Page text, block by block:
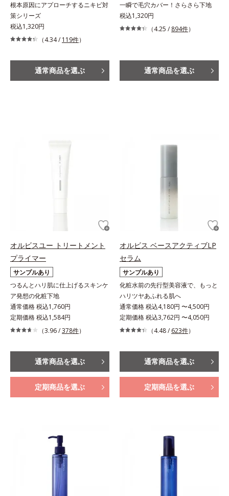
根本原因にアプローチするニキビ対
策シリーズ
税込1,320円
（4.34 / 119件）
通常商品を選ぶ
一瞬で毛穴カバー！さらさら下地
税込1,320円
（4.25 / 894件）
通常商品を選ぶ
オルビスユー トリートメント
プライマー
サンプルあり
つるんとハリ肌に仕上げるスキンケ
ア発想の化粧下地
通常価格 税込1,760円
定期価格 税込1,584円
（3.96 /378件）
通常商品を選ぶ
定期商品を選ぶ
オルビス ベースアクティブLP
セラム
サンプルあり
化粧水前の先行型美容液で、もっと
ハリツヤあふれる肌へ
通常価格 税込4,180円 〜4,500円
定期価格 税込3,762円 〜4,050円
（4.48 / 623件）
通常商品を選ぶ
定期商品を選ぶ